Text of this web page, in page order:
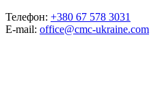
Телефон: +380 67 578 3031
E-mail: office@cmc-ukraine.com